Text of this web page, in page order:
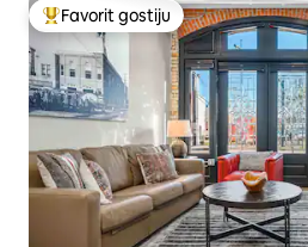
Glavni favorit gostiju
Favorit gostiju